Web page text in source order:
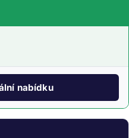
nabídku